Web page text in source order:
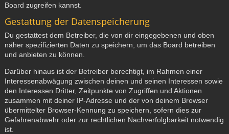
Board zugreifen kannst.
Gestattung der Datenspeicherung
Du gestattest dem Betreiber, die von dir eingegebenen und oben
näher spezifizierten Daten zu speichern, um das Board betreiben
und anbieten zu können.
Darüber hinaus ist der Betreiber berechtigt, im Rahmen einer
Interessenabwägung zwischen deinen und seinen Interessen sowie
den Interessen Dritter, Zeitpunkte von Zugriffen und Aktionen
zusammen mit deiner IP-Adresse und der von deinem Browser
übermittelter Browser-Kennung zu speichern, sofern dies zur
Gefahrenabwehr oder zur rechtlichen Nachverfolgbarkeit notwendig
ist.